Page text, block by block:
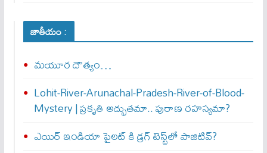
జాతీయం :
మయూర దౌత్యం…
Lohit-River-Arunachal-Pradesh-River-of-Blood-
Mystery | ప్రకృతి అద్భుతమా.. పురాణ రహస్యమా?
ఎయిర్‌ ఇండియా పైలట్‌ కి డ్రగ్‌ టెస్ట్‌లో పాజిటివ్‌?